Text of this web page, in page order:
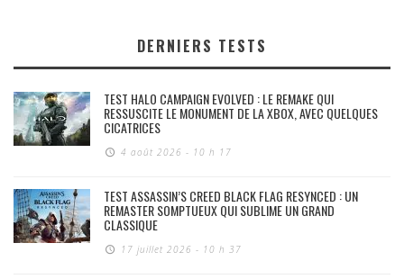
DERNIERS TESTS
TEST HALO CAMPAIGN EVOLVED : LE REMAKE QUI
RESSUSCITE LE MONUMENT DE LA XBOX, AVEC QUELQUES
CICATRICES
4 août 2026 - 10 h 17
TEST ASSASSIN’S CREED BLACK FLAG RESYNCED : UN
REMASTER SOMPTUEUX QUI SUBLIME UN GRAND
CLASSIQUE
17 juillet 2026 - 10 h 37